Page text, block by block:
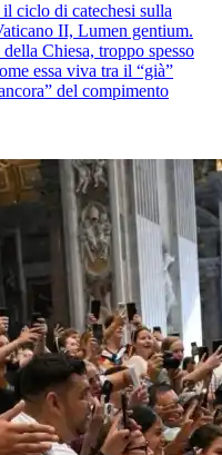
ciclo di catechesi sulla
II, Lumen gentium.
Chiesa, troppo spesso
essa viva tra il “già”
del compimento